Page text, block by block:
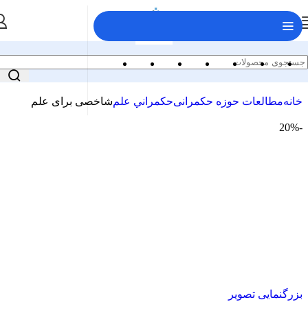
خانهمطالعات حوزه حکمرانیحكمراني علمشاخصی برای علم
-20%
بزرگنمایی تصویر